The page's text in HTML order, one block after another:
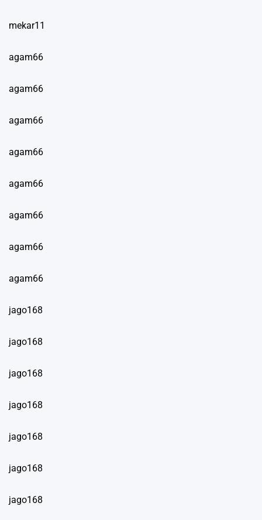
mekar11
agam66
agam66
agam66
agam66
agam66
agam66
agam66
agam66
jago168
jago168
jago168
jago168
jago168
jago168
jago168